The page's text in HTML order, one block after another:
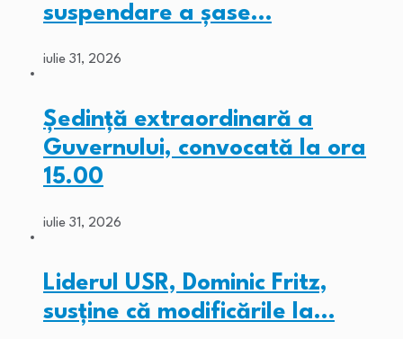
suspendare a șase…
iulie 31, 2026
Ședință extraordinară a
Guvernului, convocată la ora
15.00
iulie 31, 2026
Liderul USR, Dominic Fritz,
susține că modificările la…